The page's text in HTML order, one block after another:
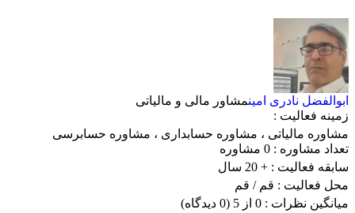
ابوالفضل نادری امینمشاور مالی و مالیاتی
زمینه فعالیت :
مشاوره مالیاتی ، مشاوره حسابداری ، مشاوره حسابرسی
تعداد مشاوره : 0 مشاوره
سابقه فعالیت : + 20 سال
محل فعالیت : قم/ قم
میانگین نظرات : 0 از 5
(0 دیدگاه)